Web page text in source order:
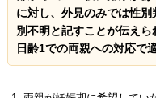
に対し、外見のみでは性
別不明と記すことが伝えら
日齢1での両親への対応で